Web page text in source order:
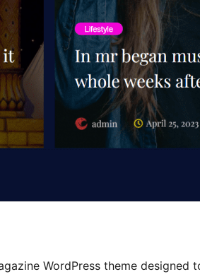
WordPress theme designed